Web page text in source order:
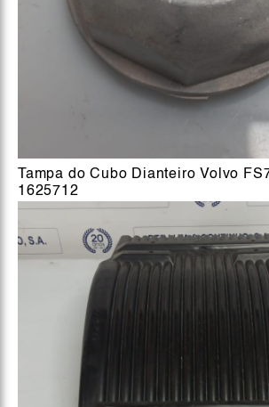
Tampa do Cubo Dianteiro Volvo
1625712